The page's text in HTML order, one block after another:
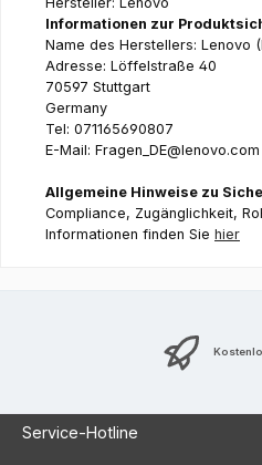
Informationen zur
Name des Herstellers: Lenovo
Adresse: Löffelstraße 40
70597 Stuttgart
Germany
Tel: 071165690807
E-Mail: Fragen_DE@lenovo.com
Allgemeine Hinweise zu
Compliance, Zugänglichkeit,
Informationen finden Sie hier
Service-Hotline